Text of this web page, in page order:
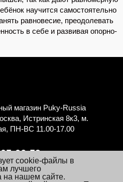
научится самостоятельно
равновесие, преодолевать
в себе и развивая опорно-
магазин Puky-Russia
Истринская 8к3, м.
ПН-ВС 11.00-17.00
06-59
мне
cookie-файлы в
лучшего
на нашем сайте.